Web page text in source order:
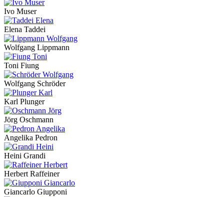
Ivo Muser
Elena Taddei
Wolfgang Lippmann
Toni Fiung
Wolfgang Schröder
Karl Plunger
Jörg Oschmann
Angelika Pedron
Heini Grandi
Herbert Raffeiner
Giancarlo Giupponi